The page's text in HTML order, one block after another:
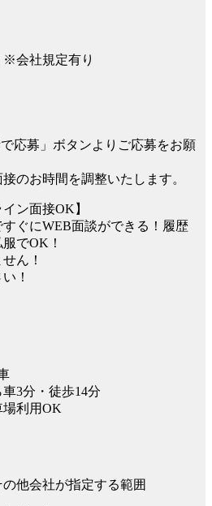
※会社規定有り
で応募」ボタンよりご応募をお願
のお時間を調整いたします。
ン面接OK】
ぐにWEB面談ができる！履歴
でOK！
ん！
！
3分・徒歩14分
利用OK
他会社が指定する範囲